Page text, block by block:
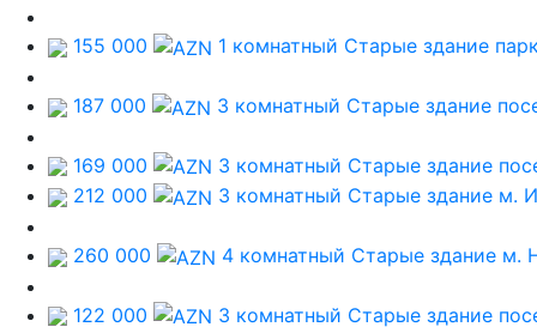
155 000 1 комнатный Старые здание
187 000 3 комнатный Старые здание
169 000 3 комнатный Старые здание
212 000
3 комнатный Старые здание м.
260 000 4 комнатный Старые здание м.
122 000 3 комнатный Старые здание